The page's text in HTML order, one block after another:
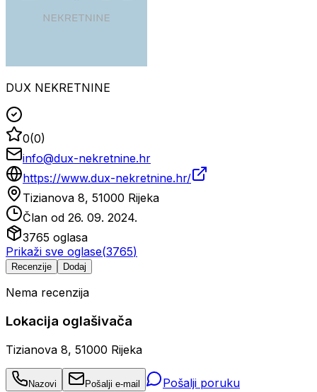
DUX NEKRETNINE
0(0)
info@dux-nekretnine.hr
https://www.dux-nekretnine.hr/
Tizianova 8, 51000 Rijeka
Član od 26. 09. 2024.
3765 oglasa
Prikaži sve oglase(3765)
Recenzije Dodaj
Nema recenzija
Lokacija oglašivača
Tizianova 8, 51000 Rijeka
Nazovi Pošalji e-mail Pošalji poruku